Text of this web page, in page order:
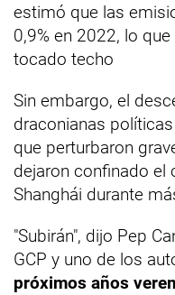
estimó que las
0,9% en 2022, lo
tocado techo
Sin embargo, el
draconianas
que perturbaron
dejaron confinado el
Shanghái durante
"Subirán", dijo Pep
GCP y uno de los
próximos años